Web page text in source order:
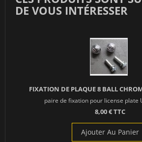
DE VOUS INTÉRESSER
FIXATION DE PLAQUE 8 BALL
paire de fixation pour license plate
8,00 € TTC
Ajouter Au Panier